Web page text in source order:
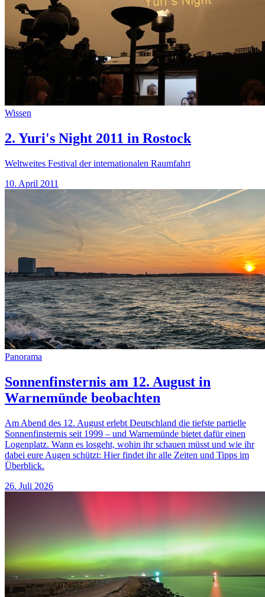
Wissen
2. Yuri's Night 2011 in Rostock
Weltweites Festival der internationalen Raumfahrt
10. April 2011
Panorama
Sonnenfinsternis am 12. August in
Warnemünde beobachten
Am Abend des 12. August erlebt Deutschland die tiefste partielle
Sonnenfinsternis seit 1999 – und Warnemünde bietet dafür einen
Logenplatz. Wann es losgeht, wohin ihr schauen müsst und wie ihr
dabei eure Augen schützt: Hier findet ihr alle Zeiten und Tipps im
Überblick.
26. Juli 2026